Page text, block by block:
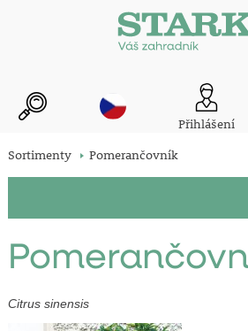
Přihlášení
Sortimenty Pomerančovník
Citrus sinensis